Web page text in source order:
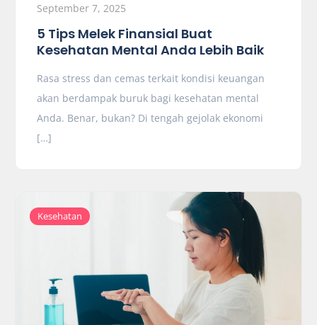
September 7, 2025
5 Tips Melek Finansial Buat
Kesehatan Mental Anda Lebih Baik
Rasa stress dan cemas terkait kondisi keuangan
akan berdampak buruk bagi kesehatan mental
Anda. Benar, bukan? Di tengah gejolak ekonomi
[…]
Kesehatan